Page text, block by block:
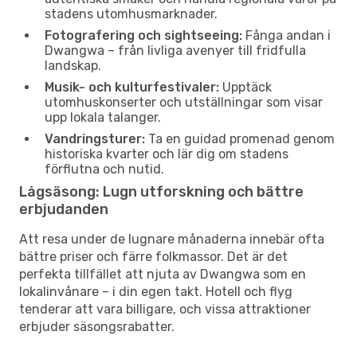
stadens utomhusmarknader.
Fotografering och sightseeing: Fånga andan i
Dwangwa – från livliga avenyer till fridfulla
landskap.
Musik- och kulturfestivaler: Upptäck
utomhuskonserter och utställningar som visar
upp lokala talanger.
Vandringsturer: Ta en guidad promenad genom
historiska kvarter och lär dig om stadens
förflutna och nutid.
Lågsäsong: Lugn utforskning och bättre
erbjudanden
Att resa under de lugnare månaderna innebär ofta
bättre priser och färre folkmassor. Det är det
perfekta tillfället att njuta av Dwangwa som en
lokalinvånare – i din egen takt. Hotell och flyg
tenderar att vara billigare, och vissa attraktioner
erbjuder säsongsrabatter.